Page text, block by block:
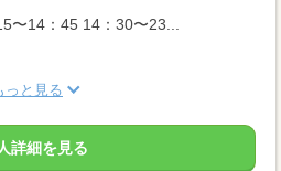
〜14：45 14：30〜23...
っと見る
詳細を見る